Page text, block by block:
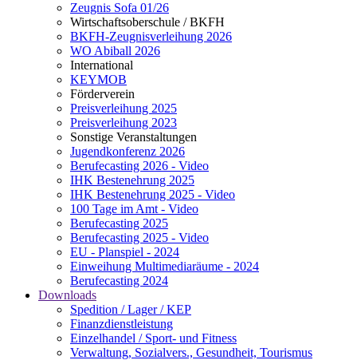
Zeugnis Sofa 01/26
Wirtschaftsoberschule / BKFH
BKFH-Zeugnisverleihung 2026
WO Abiball 2026
International
KEYMOB
Förderverein
Preisverleihung 2025
Preisverleihung 2023
Sonstige Veranstaltungen
Jugendkonferenz 2026
Berufecasting 2026 - Video
IHK Bestenehrung 2025
IHK Bestenehrung 2025 - Video
100 Tage im Amt - Video
Berufecasting 2025
Berufecasting 2025 - Video
EU - Planspiel - 2024
Einweihung Multimediaräume - 2024
Berufecasting 2024
Downloads
Spedition / Lager / KEP
Finanzdienstleistung
Einzelhandel / Sport- und Fitness
Verwaltung, Sozialvers., Gesundheit, Tourismus